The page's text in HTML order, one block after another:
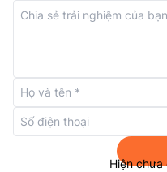
Lồng giặt bằng
Lồng giặt trênmáy giặt
được làm bằng thép
hơn, và hạn chế sờn
Hiện chưa